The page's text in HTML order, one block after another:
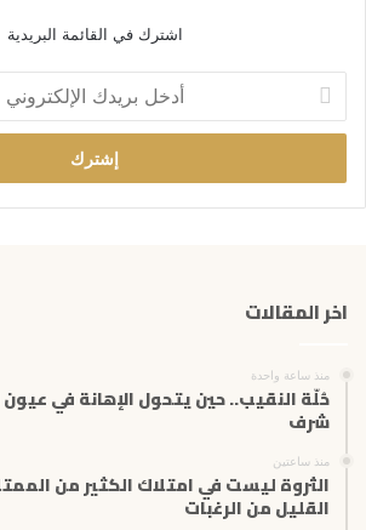
اشترك في القائمة البريدية
خ
ب
ر
ا
ر
اخر المقالات
منذ ساعة واحدة
حُلّة النقيب.. حين يتحول الإهانة في
شرف
منذ ساعتين
الثروة ليست في امتلاك الكثير من
القليل من الرغبات